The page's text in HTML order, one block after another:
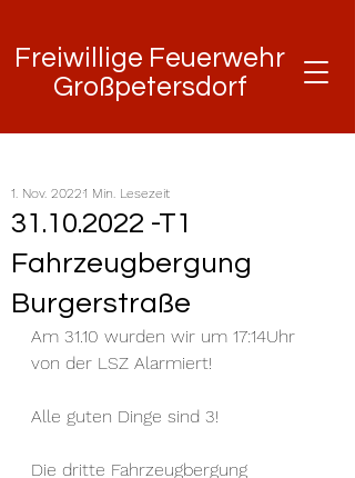
Freiwillige Feuerwehr
Großpetersdorf
Freiwillige Feuerwehr
Großpetersdorf
31.10.2022 -T1
Fahrzeugbergung
Burgerstraße
1. Nov. 20221 Min. Lesezeit
Am 31.10 wurden wir um 17:14Uhr
von der LSZ Alarmiert!
Alle guten Dinge sind 3!
Die dritte Fahrzeugbergung